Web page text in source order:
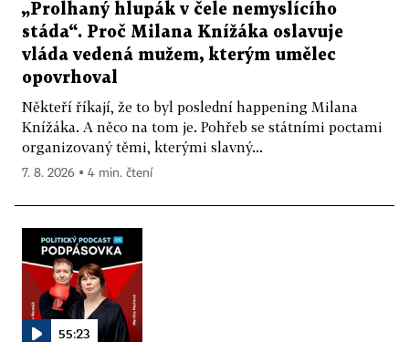
„Prolhaný hlupák v čele nemyslícího
stáda“. Proč Milana Knížáka oslavuje
vláda vedená mužem, kterým umělec
opovrhoval
Někteří říkají, že to byl poslední happening Milana
Knížáka. A něco na tom je. Pohřeb se státními poctami
organizovaný těmi, kterými slavný...
7. 8. 2026 ▪ 4 min. čtení
55:23